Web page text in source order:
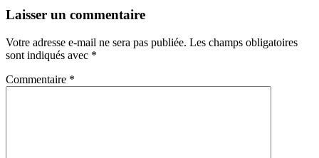
Laisser un commentaire
Votre adresse e-mail ne sera pas publiée. Les champs obligatoires
sont indiqués avec *
Commentaire *